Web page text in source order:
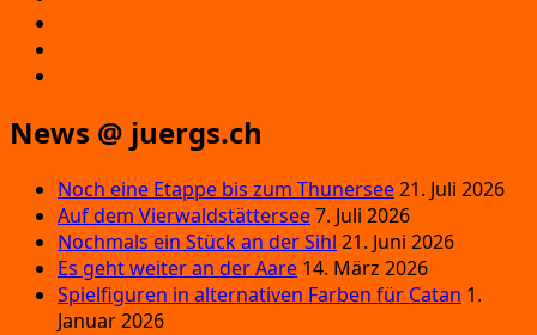
News @ juergs.ch
Noch eine Etappe bis zum Thunersee21. Juli 2026
Auf dem Vierwaldstättersee7. Juli 2026
Nochmals ein Stück an der Sihl 21. Juni 2026
Es geht weiter an der Aare 14. März 2026
Spielfiguren in alternativen Farben für Catan 1.
Januar 2026